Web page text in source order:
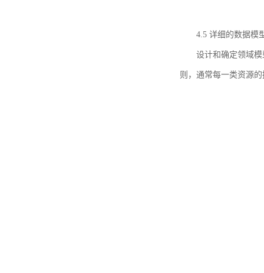
4.5 详细的数据模
设计和确定领域
则，通常每一类资源